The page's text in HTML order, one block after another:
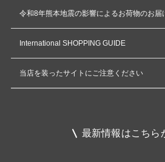
令和8年熊本地震の影響によるお荷物のお届
International SHOPPING GUIDE
当店を装ったサイトにご注意ください
最新情報はこちら